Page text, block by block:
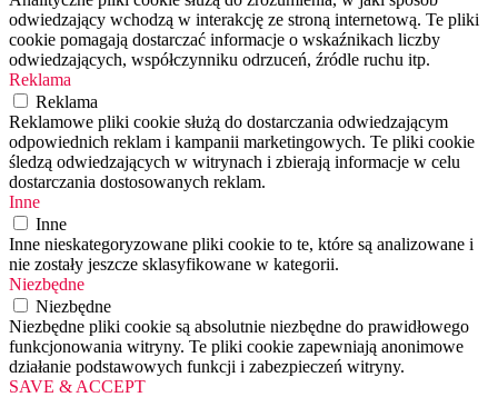
odwiedzający wchodzą w interakcję ze stroną internetową. Te pliki
cookie pomagają dostarczać informacje o wskaźnikach liczby
odwiedzających, współczynniku odrzuceń, źródle ruchu itp.
Reklama
Reklama
Reklamowe pliki cookie służą do dostarczania odwiedzającym
odpowiednich reklam i kampanii marketingowych. Te pliki cookie
śledzą odwiedzających w witrynach i zbierają informacje w celu
dostarczania dostosowanych reklam.
Inne
Inne
Inne nieskategoryzowane pliki cookie to te, które są analizowane i
nie zostały jeszcze sklasyfikowane w kategorii.
Niezbędne
Niezbędne
Niezbędne pliki cookie są absolutnie niezbędne do prawidłowego
funkcjonowania witryny. Te pliki cookie zapewniają anonimowe
działanie podstawowych funkcji i zabezpieczeń witryny.
SAVE & ACCEPT